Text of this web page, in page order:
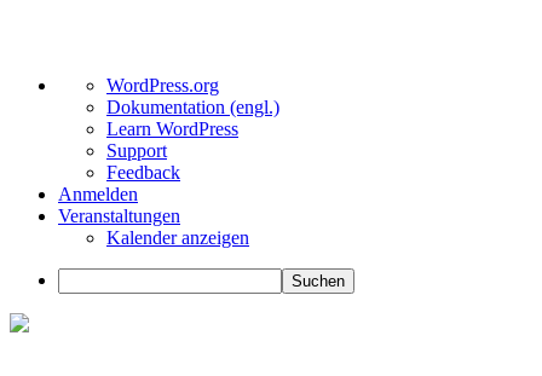
Über
WordPress
WordPress.org
Dokumentation (engl.)
Learn WordPress
Support
Feedback
Anmelden
Veranstaltungen
Kalender anzeigen
Suchen